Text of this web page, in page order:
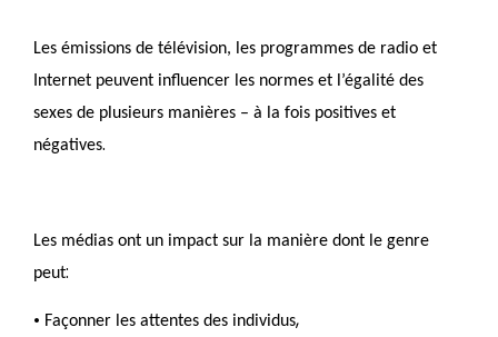
Les émissions de télévision, les programmes de radio et
Internet peuvent influencer les normes et l’égalité des
sexes de plusieurs manières – à la fois positives et
négatives.
Les médias ont un impact sur la manière dont le genre
peut:
• Façonner les attentes des individus,